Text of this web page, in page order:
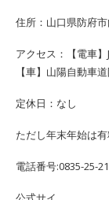
住所：山口県防府
アクセス：【電車
【車】山陽自動車
定休日：なし
ただし年末年始は
電話番号:0835-25-